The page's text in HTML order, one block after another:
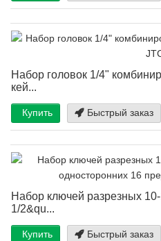
Набор головок 1/4"
кей...
Купить Быстрый заказ
Набор ключей разрезных
1/2&qu...
Купить Быстрый заказ